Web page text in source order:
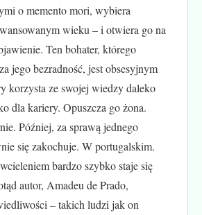
o memento mori, wybiera
wieku – i otwiera go na
Ten bohater, którego
jego bezradność, jest obsesyjnym
korzysta ze swojej wiedzy daleko
dla kariery. Opuszcza go żona.
Później, za sprawą jednego
się zakochuje. W portugalskim.
bardzo szybko staje się
autor, Amadeu de Prado,
– takich ludzi jak on